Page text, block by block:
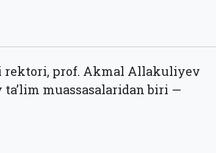
rektori, prof. Akmal Allakuliyev
muassasalaridan biri —